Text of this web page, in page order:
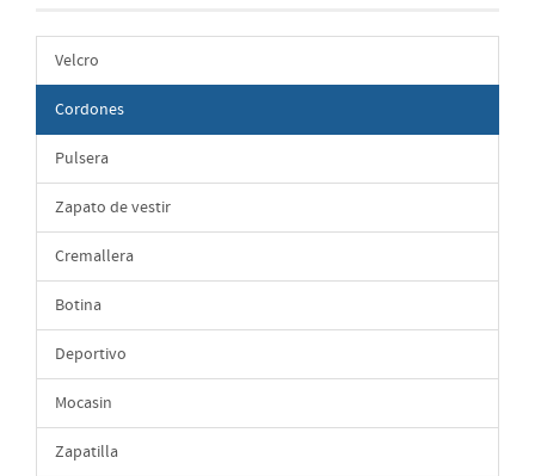
Velcro
Cordones
Pulsera
Zapato de vestir
Cremallera
Botina
Deportivo
Mocasin
Zapatilla